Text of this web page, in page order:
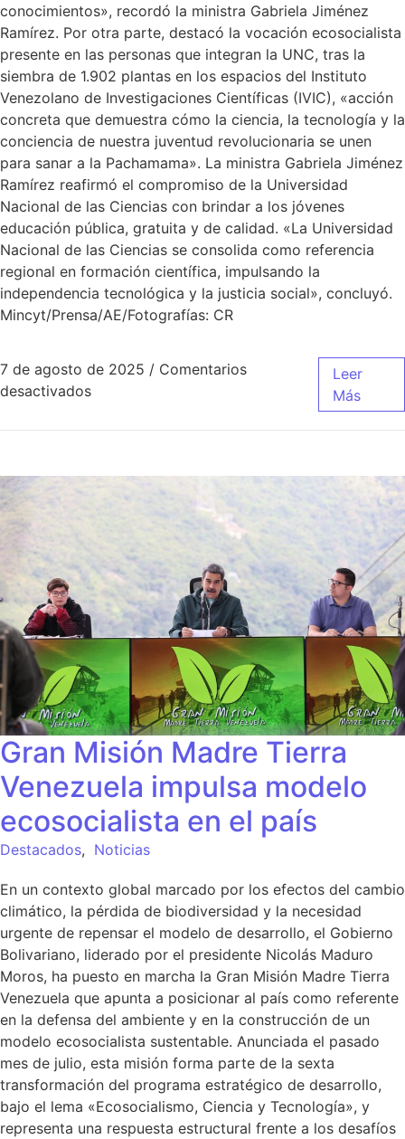
conocimientos», recordó la ministra Gabriela Jiménez
Ramírez. Por otra parte, destacó la vocación ecosocialista
presente en las personas que integran la UNC, tras la
siembra de 1.902 plantas en los espacios del Instituto
Venezolano de Investigaciones Científicas (IVIC), «acción
concreta que demuestra cómo la ciencia, la tecnología y la
conciencia de nuestra juventud revolucionaria se unen
para sanar a la Pachamama». La ministra Gabriela Jiménez
Ramírez reafirmó el compromiso de la Universidad
Nacional de las Ciencias con brindar a los jóvenes
educación pública, gratuita y de calidad. «La Universidad
Nacional de las Ciencias se consolida como referencia
regional en formación científica, impulsando la
independencia tecnológica y la justicia social», concluyó.
Mincyt/Prensa/AE/Fotografías: CR
7 de agosto de 2025 / Comentarios
desactivados
Leer
Más
Gran Misión Madre Tierra
Venezuela impulsa modelo
ecosocialista en el país
Destacados, Noticias
En un contexto global marcado por los efectos del cambio
climático, la pérdida de biodiversidad y la necesidad
urgente de repensar el modelo de desarrollo, el Gobierno
Bolivariano, liderado por el presidente Nicolás Maduro
Moros, ha puesto en marcha la Gran Misión Madre Tierra
Venezuela que apunta a posicionar al país como referente
en la defensa del ambiente y en la construcción de un
modelo ecosocialista sustentable. Anunciada el pasado
mes de julio, esta misión forma parte de la sexta
transformación del programa estratégico de desarrollo,
bajo el lema «Ecosocialismo, Ciencia y Tecnología», y
representa una respuesta estructural frente a los desafíos